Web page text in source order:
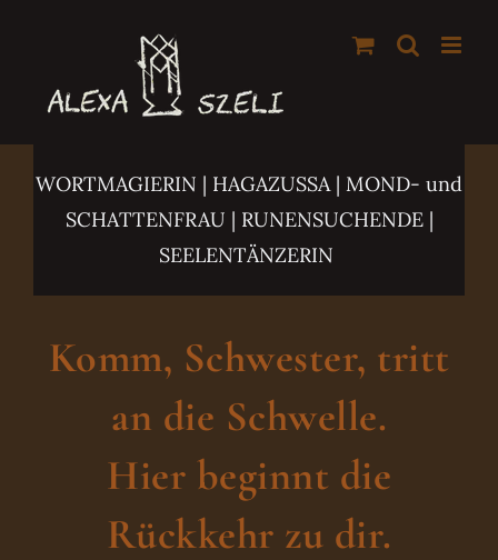
springen
WORTMAGIERIN | HAGAZUSSA | MOND- und
SCHATTENFRAU | RUNENSUCHENDE |
SEELENTÄNZERIN
Komm, Schwester, tritt
an die Schwelle.
Hier beginnt die
Rückkehr zu dir.